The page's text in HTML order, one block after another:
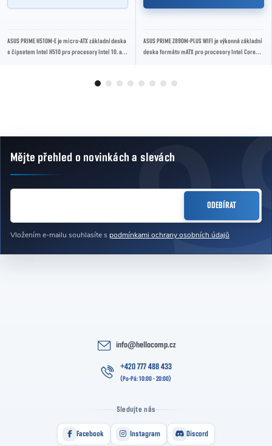
ASUS PRIME H510M-E je micro-ATX základní deska
s čipsetem Intel H510 pro procesory Intel 10. a
ASUS PRIME Z890M-PLUS WIFI je výkonná základní
deska formátu mATX pro procesory Intel Core
Zápatí
Mějte přehled o novinkácha slevách
Vložením e-mailu souhlasíte s podmínkami ochrany osobních údajů
ODEBÍRAT
info@hellocomp.cz
+420 777 488 433
Sledujte nás
Facebook Instagram Discord